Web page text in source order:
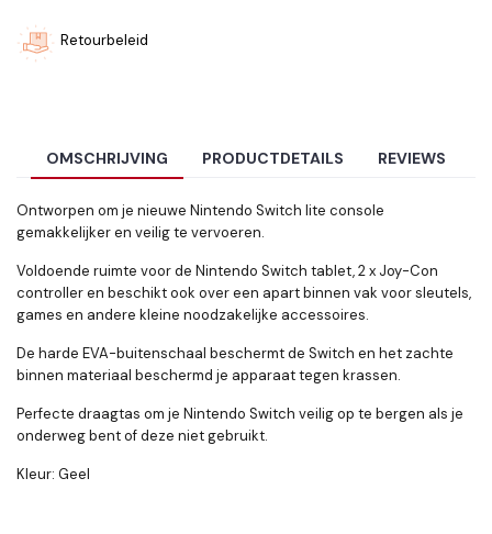
Retourbeleid
OMSCHRIJVING PRODUCTDETAILS REVIEWS
Ontworpen om je nieuwe Nintendo Switch lite console
gemakkelijker en veilig te vervoeren.
Voldoende ruimte voor de Nintendo Switch tablet, 2 x Joy-Con
controller en beschikt ook over een apart binnen vak voor sleutels,
games en andere kleine noodzakelijke accessoires.
De harde EVA-buitenschaal beschermt de Switch en het zachte
binnen materiaal beschermd je apparaat tegen krassen.
Perfecte draagtas om je Nintendo Switch veilig op te bergen als je
onderweg bent of deze niet gebruikt.
Kleur: Geel